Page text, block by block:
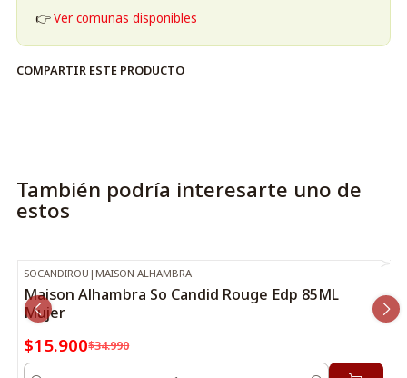
👉Ver comunas disponibles
COMPARTIR ESTE PRODUCTO
También podría interesarte uno de
estos
-55%OFF
SOCANDIROU | MAISON ALHAMBRA
Maison Alhambra So Candid Rouge Edp 85ML
Mujer
$15.900$34.990